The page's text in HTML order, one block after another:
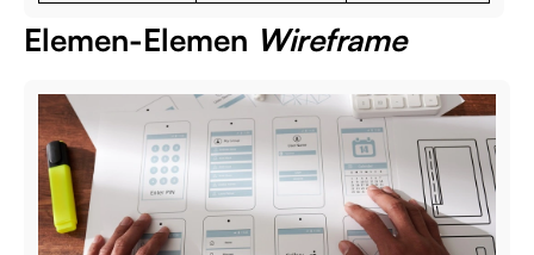
Elemen-Elemen Wireframe